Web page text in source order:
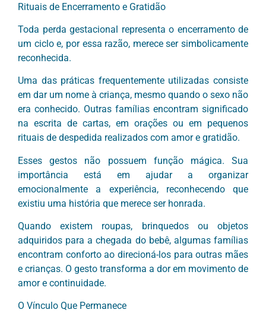
Rituais de Encerramento e Gratidão
Toda perda gestacional representa o encerramento de
um ciclo e, por essa razão, merece ser simbolicamente
reconhecida.
Uma das práticas frequentemente utilizadas consiste
em dar um nome à criança, mesmo quando o sexo não
era conhecido. Outras famílias encontram significado
na escrita de cartas, em orações ou em pequenos
rituais de despedida realizados com amor e gratidão.
Esses gestos não possuem função mágica. Sua
importância está em ajudar a organizar
emocionalmente a experiência, reconhecendo que
existiu uma história que merece ser honrada.
Quando existem roupas, brinquedos ou objetos
adquiridos para a chegada do bebê, algumas famílias
encontram conforto ao direcioná-los para outras mães
e crianças. O gesto transforma a dor em movimento de
amor e continuidade.
O Vínculo Que Permanece